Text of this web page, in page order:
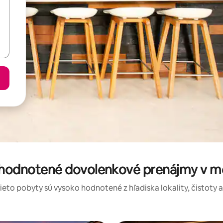
dovolenkové prenájmy v
pobyty sú vysoko hodnotené z hľadiska lokality, čistoty